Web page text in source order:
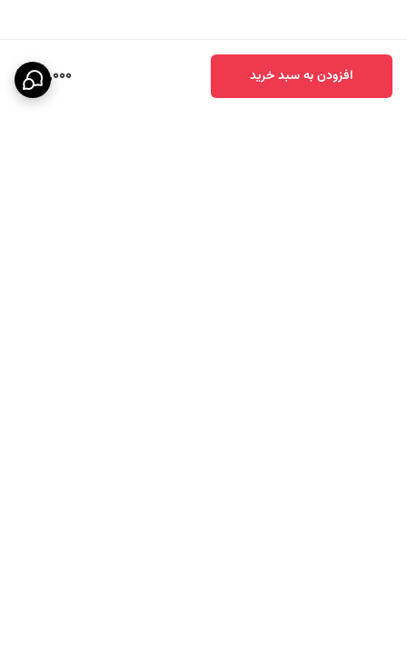
22,000 افزودن به سبد خرید